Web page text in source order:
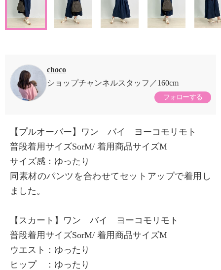
choco
ショップチャンネルスタッフ
160cm
フォローする
【プルオーバー】ワン バイ ヨーコモリモト
普段着用サイズSorM/ 着用商品サイズM
サイズ感：ゆったり
同素材のパンツを合わせてセットアップで着用し
ました。
【スカート】ワン バイ ヨーコモリモト
普段着用サイズSorM/ 着用商品サイズM
ウエスト：ゆったり
ヒップ ：ゆったり